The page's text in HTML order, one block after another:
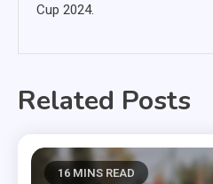
Cup 2024.
Related Posts
16 MINS READ